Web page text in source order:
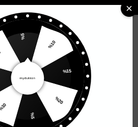
Kadın Üst Giyim Elbise
Straplez Elbise
Sıralama
%5
%10
%15
%20
%5
%10